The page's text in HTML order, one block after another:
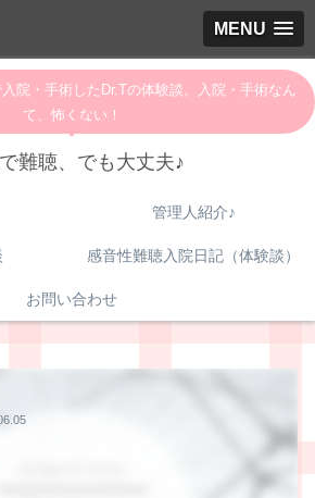
MENU
院・手術したDr.Tの体験談。入院・手術なん
て、怖くない！
難聴、でも大丈夫♪
管理人紹介♪
感音性難聴入院日記（体験談）
お問い合わせ